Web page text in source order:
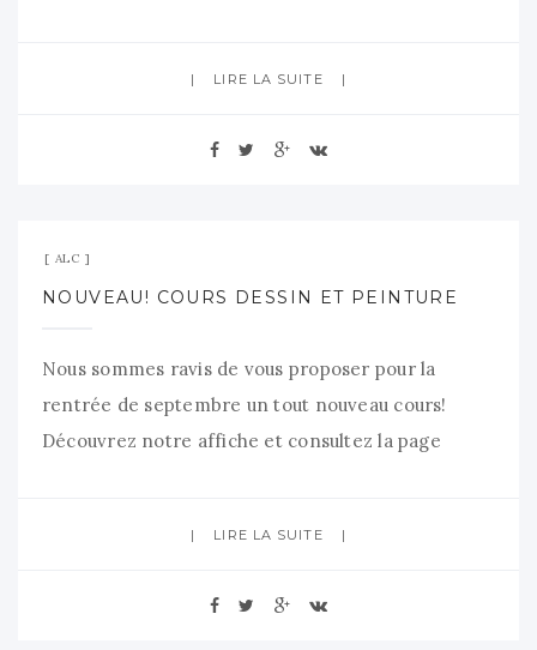
Colbert- Espace 1901 – Crosne Dimanche 7
de Crosne ProgrammeALC_2025-2026 Venez avec
LIRE LA SUITE
ALC
NOUVEAU! COURS DESSIN ET PEINTURE
Nous sommes ravis de vous proposer pour la
rentrée de septembre un tout nouveau cours!
Découvrez notre affiche et consultez la page
confirmer lors de nos séances d’inscription en juin
LIRE LA SUITE